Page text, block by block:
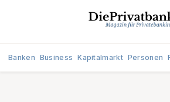
Banken Business Kapitalmarkt Personen